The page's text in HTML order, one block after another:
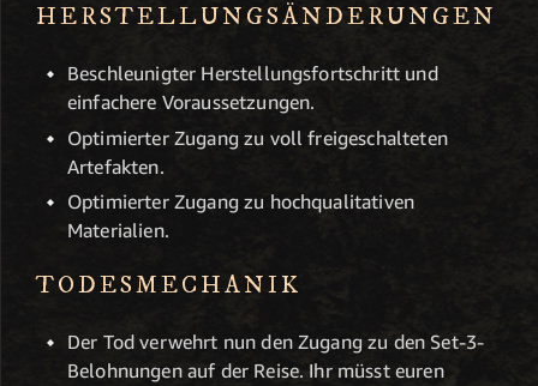
HERSTELLUNGSÄNDERUNGEN
Beschleunigter Herstellungsfortschritt und
einfachere Voraussetzungen.
Optimierter Zugang zu voll freigeschalteten
Artefakten.
Optimierter Zugang zu hochqualitativen
Materialien.
TODESMECHANIK
Der Tod verwehrt nun den Zugang zu den Set-3-
Belohnungen auf der Reise. Ihr müsst euren